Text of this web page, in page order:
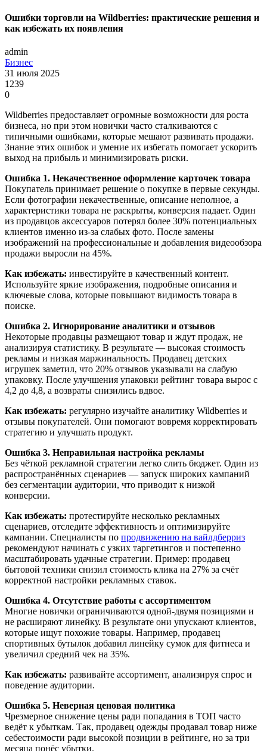
Ошибки торговли на Wildberries: практические решения и
как избежать их появления
admin
Бизнес
31 июля 2025
1239
0
Wildberries предоставляет огромные возможности для роста
бизнеса, но при этом новички часто сталкиваются с
типичными ошибками, которые мешают развивать продажи.
Знание этих ошибок и умение их избегать помогает ускорить
выход на прибыль и минимизировать риски.
Ошибка 1. Некачественное оформление карточек товара
Покупатель принимает решение о покупке в первые секунды.
Если фотографии некачественные, описание неполное, а
характеристики товара не раскрыты, конверсия падает. Один
из продавцов аксессуаров потерял более 30% потенциальных
клиентов именно из-за слабых фото. После замены
изображений на профессиональные и добавления видеообзора
продажи выросли на 45%.
Как избежать: инвестируйте в качественный контент.
Используйте яркие изображения, подробные описания и
ключевые слова, которые повышают видимость товара в
поиске.
Ошибка 2. Игнорирование аналитики и отзывов
Некоторые продавцы размещают товар и ждут продаж, не
анализируя статистику. В результате — высокая стоимость
рекламы и низкая маржинальность. Продавец детских
игрушек заметил, что 20% отзывов указывали на слабую
упаковку. После улучшения упаковки рейтинг товара вырос с
4,2 до 4,8, а возвраты снизились вдвое.
Как избежать: регулярно изучайте аналитику Wildberries и
отзывы покупателей. Они помогают вовремя корректировать
стратегию и улучшать продукт.
Ошибка 3. Неправильная настройка рекламы
Без чёткой рекламной стратегии легко слить бюджет. Один из
распространённых сценариев — запуск широких кампаний
без сегментации аудитории, что приводит к низкой
конверсии.
Как избежать: протестируйте несколько рекламных
сценариев, отследите эффективность и оптимизируйте
кампании. Специалисты по продвижению на вайлдберриз
рекомендуют начинать с узких таргетингов и постепенно
масштабировать удачные стратегии. Пример: продавец
бытовой техники снизил стоимость клика на 27% за счёт
корректной настройки рекламных ставок.
Ошибка 4. Отсутствие работы с ассортиментом
Многие новички ограничиваются одной-двумя позициями и
не расширяют линейку. В результате они упускают клиентов,
которые ищут похожие товары. Например, продавец
спортивных бутылок добавил линейку сумок для фитнеса и
увеличил средний чек на 35%.
Как избежать: развивайте ассортимент, анализируя спрос и
поведение аудитории.
Ошибка 5. Неверная ценовая политика
Чрезмерное снижение цены ради попадания в ТОП часто
ведёт к убыткам. Так, продавец одежды продавал товар ниже
себестоимости ради высокой позиции в рейтинге, но за три
месяца понёс убытки.